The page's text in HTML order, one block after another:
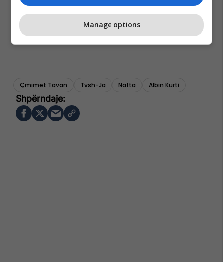
Çmimet Tavan Tvsh-Ja Nafta Albin Kurti
Manage options